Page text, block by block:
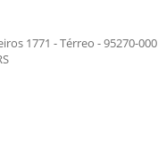
1771 - Térreo - 95270-000